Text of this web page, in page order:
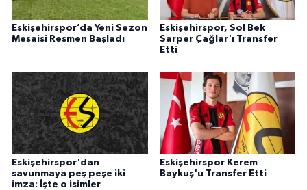
Eskişehirspor’da Yeni Sezon
Mesaisi Resmen Başladı
Eskişehirspor, Sol Bek
Sarper Çağlar'ı Transfer
Etti
Eskişehirspor'dan
savunmaya peş peşe iki
imza: İşte o isimler
Eskişehirspor Kerem
Baykuş'u Transfer Etti